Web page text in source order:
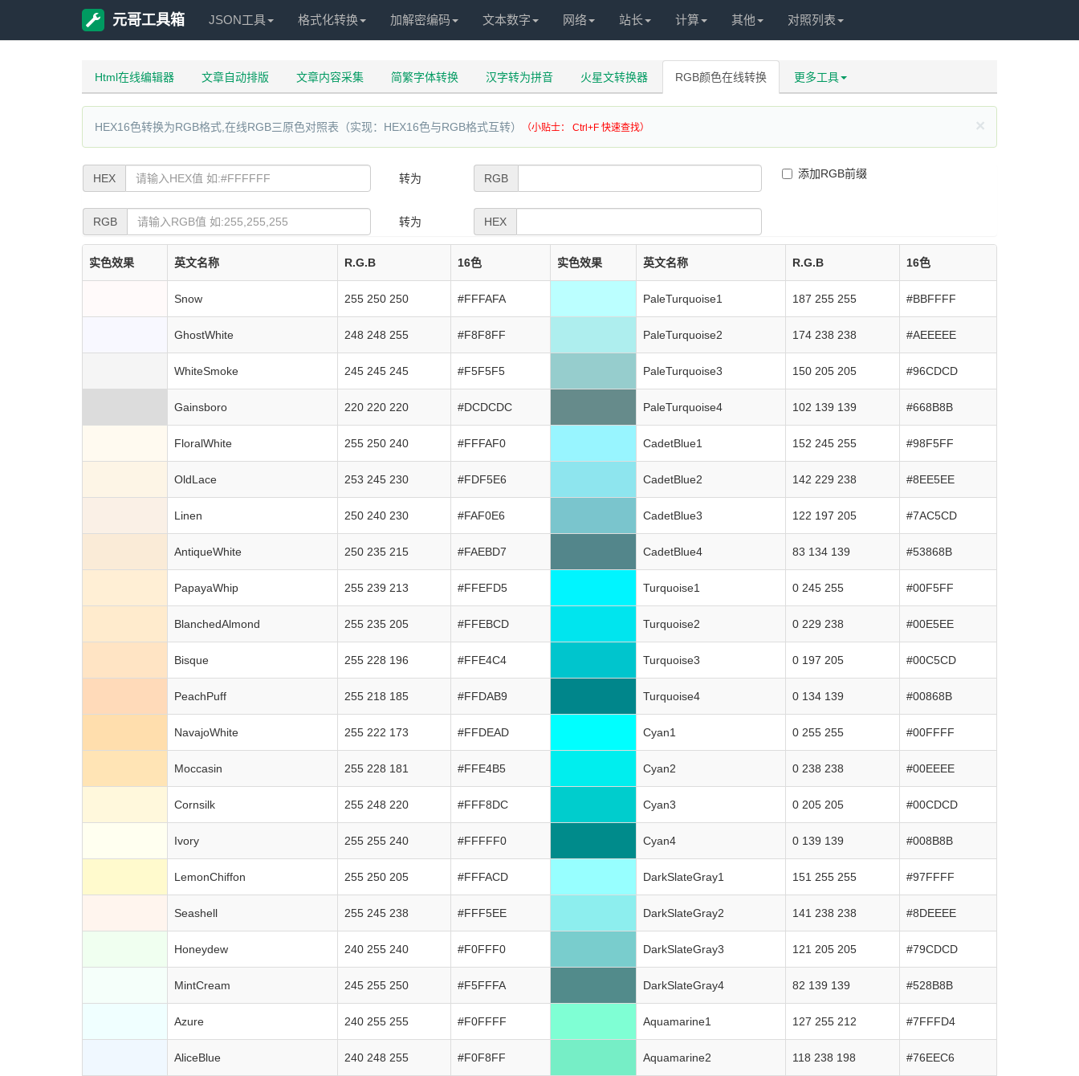
元哥工具箱 JSON工具 格式化转换 加解密编码 文本数字 网络 站长 计算 其他 对照列表
Html在线编辑器 文章自动排版 文章内容采集 简繁字体转换 汉字转为拼音 火星文转换器 RGB颜色在线转换 更多工具
×
HEX16色转换为RGB格式,在线RGB三原色对照表（实现：HEX16色与RGB格式互转） （小贴士： Ctrl+F 快速查找）
HEX 转为 RGB 添加RGB前缀
RGB 转为 HEX
实色效果 英文名称 R.G.B 16色 实色效果 英文名称 R.G.B 16色
Snow 255 250 250 #FFFAFA PaleTurquoise1 187 255 255 #BBFFFF
GhostWhite 248 248 255 #F8F8FF PaleTurquoise2 174 238 238 #AEEEEE
WhiteSmoke 245 245 245 #F5F5F5 PaleTurquoise3 150 205 205 #96CDCD
Gainsboro 220 220 220 #DCDCDC PaleTurquoise4 102 139 139 #668B8B
FloralWhite 255 250 240 #FFFAF0 CadetBlue1 152 245 255 #98F5FF
OldLace 253 245 230 #FDF5E6 CadetBlue2 142 229 238 #8EE5EE
Linen 250 240 230 #FAF0E6 CadetBlue3 122 197 205 #7AC5CD
AntiqueWhite 250 235 215 #FAEBD7 CadetBlue4 83 134 139 #53868B
PapayaWhip 255 239 213 #FFEFD5 Turquoise1 0 245 255 #00F5FF
BlanchedAlmond 255 235 205 #FFEBCD Turquoise2 0 229 238 #00E5EE
Bisque 255 228 196 #FFE4C4 Turquoise3 0 197 205 #00C5CD
PeachPuff 255 218 185 #FFDAB9 Turquoise4 0 134 139 #00868B
NavajoWhite 255 222 173 #FFDEAD Cyan1 0 255 255 #00FFFF
Moccasin 255 228 181 #FFE4B5 Cyan2 0 238 238 #00EEEE
Cornsilk 255 248 220 #FFF8DC Cyan3 0 205 205 #00CDCD
Ivory 255 255 240 #FFFFF0 Cyan4 0 139 139 #008B8B
LemonChiffon 255 250 205 #FFFACD DarkSlateGray1 151 255 255 #97FFFF
Seashell 255 245 238 #FFF5EE DarkSlateGray2 141 238 238 #8DEEEE
Honeydew 240 255 240 #F0FFF0 DarkSlateGray3 121 205 205 #79CDCD
MintCream 245 255 250 #F5FFFA DarkSlateGray4 82 139 139 #528B8B
Azure 240 255 255 #F0FFFF Aquamarine1 127 255 212 #7FFFD4
AliceBlue 240 248 255 #F0F8FF Aquamarine2 118 238 198 #76EEC6